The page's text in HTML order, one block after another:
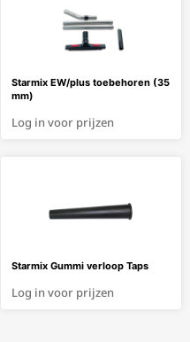
Starmix EW/plus toebehoren (35
mm)
Log in voor prijzen
Starmix Gummi verloop Taps
Log in voor prijzen